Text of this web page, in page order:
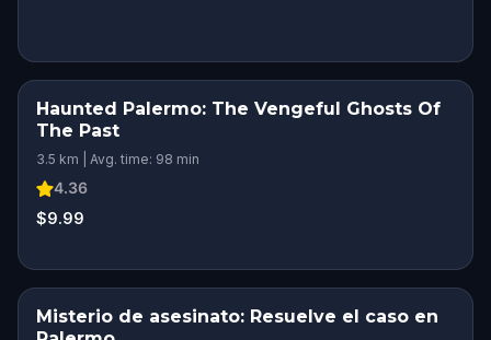
Haunted Palermo: The Vengeful Ghosts Of
The Past
3.5 km | Avg. time: 98 min
4.36
$9.99
Misterio de asesinato: Resuelve el caso en